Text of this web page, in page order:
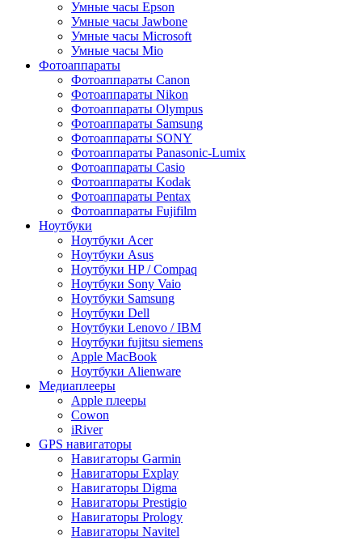
Умные часы Epson
Умные часы Jawbone
Умные часы Microsoft
Умные часы Mio
Фотоаппараты
Фотоаппараты Canon
Фотоаппараты Nikon
Фотоаппараты Olympus
Фотоаппараты Samsung
Фотоаппараты SONY
Фотоаппараты Panasonic-Lumix
Фотоаппараты Casio
Фотоаппараты Kodak
Фотоаппараты Pentax
Фотоаппараты Fujifilm
Ноутбуки
Ноутбуки Acer
Ноутбуки Asus
Ноутбуки HP / Compaq
Ноутбуки Sony Vaio
Ноутбуки Samsung
Ноутбуки Dell
Ноутбуки Lenovo / IBM
Ноутбуки fujitsu siemens
Apple MacBook
Ноутбуки Alienware
Медиаплееры
Apple плееры
Cowon
iRiver
GPS навигаторы
Навигаторы Garmin
Навигаторы Explay
Навигаторы Digma
Навигаторы Prestigio
Навигаторы Prology
Навигаторы Navitel